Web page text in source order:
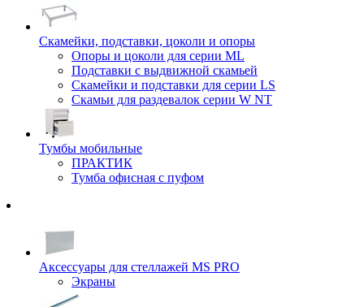
Скамейки, подставки, цоколи и опоры
Опоры и цоколи для серии ML
Подставки с выдвижной скамьей
Скамейки и подставки для серии LS
Скамьи для раздевалок серии W NT
Тумбы мобильные
ПРАКТИК
Тумба офисная с пуфом
Аксессуары для стеллажей MS PRO
Экраны